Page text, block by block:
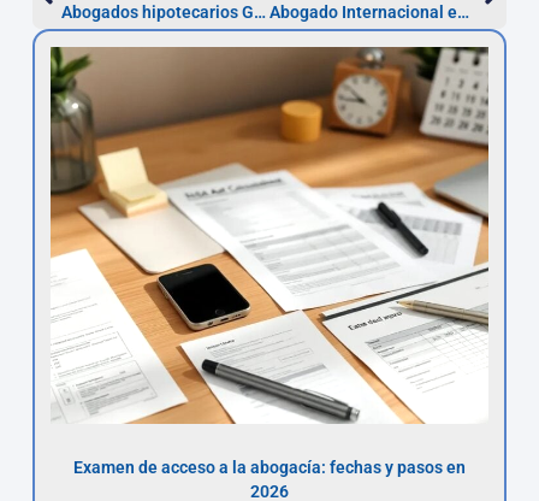
Abogados hipotecarios Getafe — Reclama hasta 5 años
Abogado Internacional en Getafe — Plazo 5 años
Examen de acceso a la abogacía: fechas y pasos en
2026